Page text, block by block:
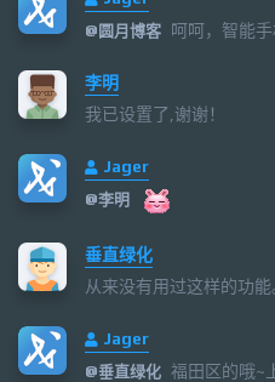
@ 圆月博客 呵呵，智能
李明
我已设置了,谢谢！
Jager
@李明
垂直绿化
从来没有用过这样的功能
Jager
@垂直绿化 福田区的哦~